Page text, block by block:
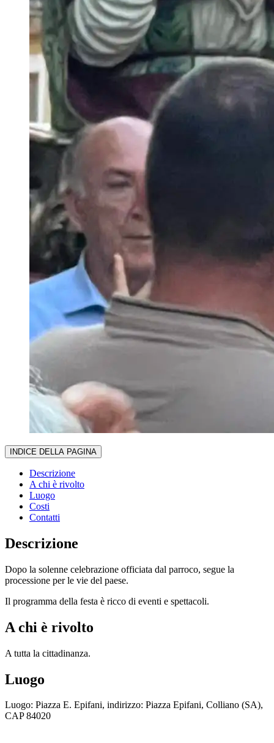
INDICE DELLA PAGINA
Descrizione
A chi è rivolto
Luogo
Costi
Contatti
Descrizione
Dopo la solenne celebrazione officiata dal parroco, segue la
processione per le vie del paese.
Il programma della festa è ricco di eventi e spettacoli.
A chi è rivolto
A tutta la cittadinanza.
Luogo
Luogo: Piazza E. Epifani, indirizzo: Piazza Epifani, Colliano (SA),
CAP 84020